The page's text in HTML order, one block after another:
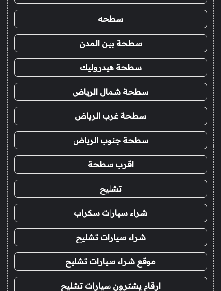
سطحه
سطحة بين المدن
سطحة هيدروليك
سطحة شمال الرياض
سطحة غرب الرياض
سطحة جنوب الرياض
اقرب سطحة
تشليح
شراء سيارات سكراب
شراء سيارات تشليح
موقع شراء سيارات تشليح
ارقام يشترون سيارات تشليح